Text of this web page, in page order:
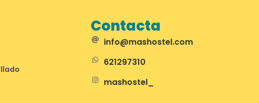
Contacta
info@mashostel.com
621297310
mashostel_